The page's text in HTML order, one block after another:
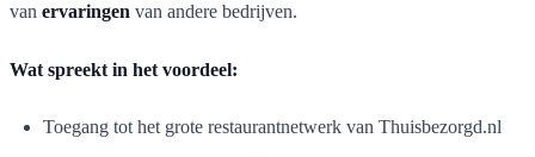
van ervaringen van andere bedrijven.
Wat spreekt in het voordeel:
Toegang tot het grote restaurantnetwerk van Thuisbezorgd.nl